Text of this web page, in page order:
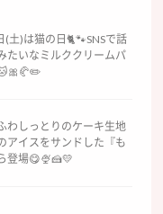
土)は猫の日🐈🐾SNSで話
たいなミルククリームパ
わしっとりのケーキ生地
アイスをサンドした『も
登場😋🍨🍰💛